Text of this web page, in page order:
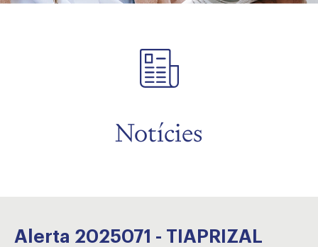
Notícies
Alerta 2025071 - TIAPRIZAL